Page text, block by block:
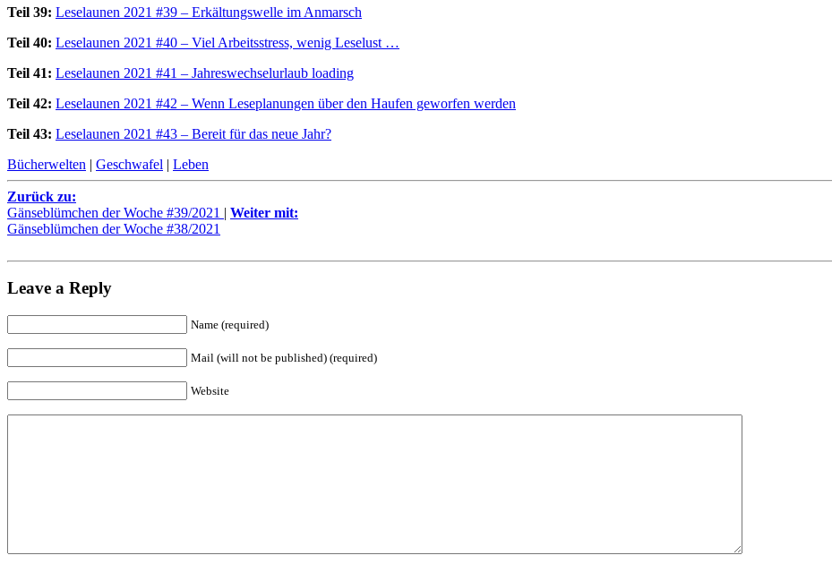
Teil 39: Leselaunen 2021 #39 – Erkältungswelle im Anmarsch
Teil 40: Leselaunen 2021 #40 – Viel Arbeitsstress, wenig Leselust …
Teil 41: Leselaunen 2021 #41 – Jahreswechselurlaub loading
Teil 42: Leselaunen 2021 #42 – Wenn Leseplanungen über den Haufen geworfen werden
Teil 43: Leselaunen 2021 #43 – Bereit für das neue Jahr?
Bücherwelten | Geschwafel | Leben
Zurück zu:
Gänseblümchen der Woche #39/2021 | Weiter mit:
Gänseblümchen der Woche #38/2021
Leave a Reply
Name (required)
Mail (will not be published) (required)
Website